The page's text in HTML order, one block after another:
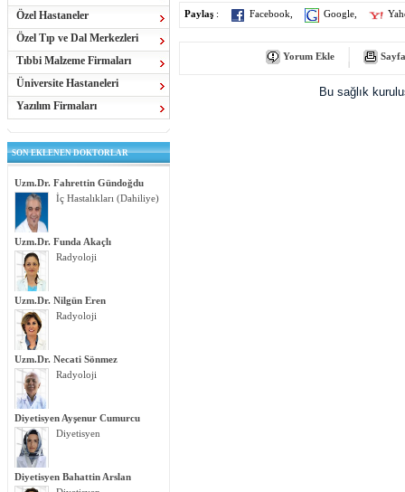
Özel Hastaneler
Özel Tıp ve Dal Merkezleri
Tıbbi Malzeme Firmaları
Üniversite Hastaneleri
Yazılım Firmaları
SON EKLENEN DOKTORLAR
Uzm.Dr. Fahrettin Gündoğdu
İç Hastalıkları (Dahiliye)
Uzm.Dr. Funda Akaçlı
Radyoloji
Uzm.Dr. Nilgün Eren
Radyoloji
Uzm.Dr. Necati Sönmez
Radyoloji
Diyetisyen Ayşenur Cumurcu
Diyetisyen
Diyetisyen Bahattin Arslan
Paylaş : Facebook Google
Yorum Ekle
Bu sağlık